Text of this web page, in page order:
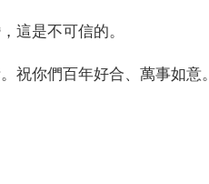
這是不可信的。
祝你們百年好合、萬事如意。